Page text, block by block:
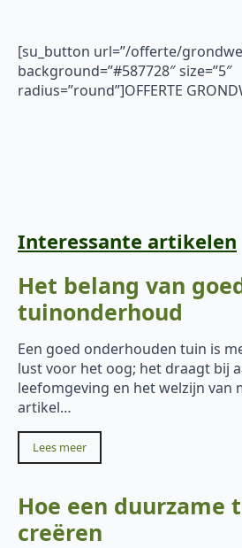
[su_button url=”/offerte/
background=”#587728″ size=”5″
radius=”round”]OFFERTE
Interessante artikelen
Het belang van
tuinonderhoud
Een goed onderhouden tuin is
lust voor het oog; het draagt bij
leefomgeving en het welzijn van
artikel…
Lees meer
Hoe een duurzame
creëren